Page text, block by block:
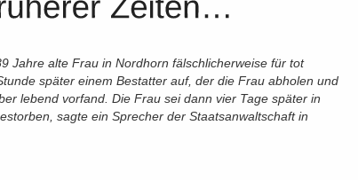
Jahre alte Frau in Nordhorn fälschlicherweise für tot
später einem Bestatter auf, der die Frau abholen und
lebend vorfand. Die Frau sei dann vier Tage später in
sagte ein Sprecher der Staatsanwaltschaft in